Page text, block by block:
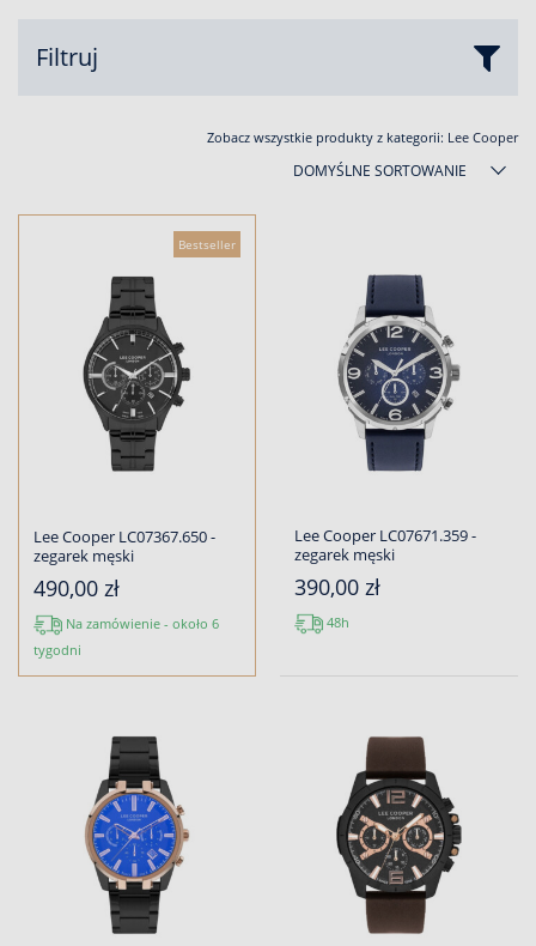
Filtruj
Zobacz wszystkie produkty z kategorii: Lee Cooper
DOMYŚLNE SORTOWANIE
Bestseller
Lee Cooper LC07367.650 -
zegarek męski
490,00 zł
Na zamówienie - około 6
tygodni
Lee Cooper LC07671.359 -
zegarek męski
390,00 zł
48h